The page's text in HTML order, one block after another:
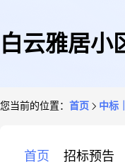
白云雅居小
您当前的位置： 首页 中标
首页 招标预告